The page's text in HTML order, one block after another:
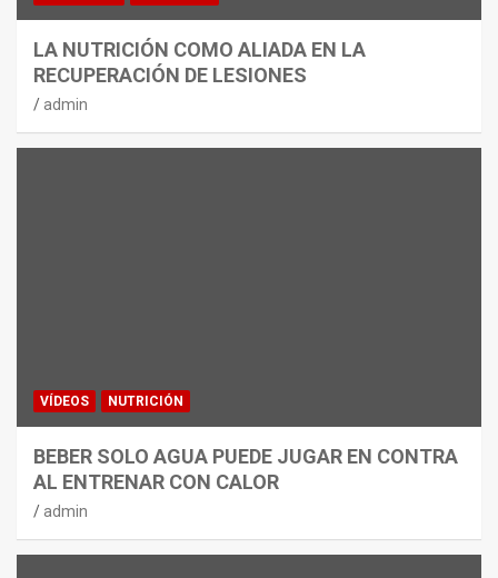
LA NUTRICIÓN COMO ALIADA EN LA
RECUPERACIÓN DE LESIONES
admin
VÍDEOS NUTRICIÓN
BEBER SOLO AGUA PUEDE JUGAR EN CONTRA
AL ENTRENAR CON CALOR
admin